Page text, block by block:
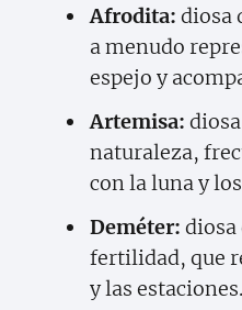
Afrodita: diosa
a menudo
espejo y
Artemisa:
naturaleza,
con la luna y
Deméter: diosa
fertilidad, que
y las estaciones.